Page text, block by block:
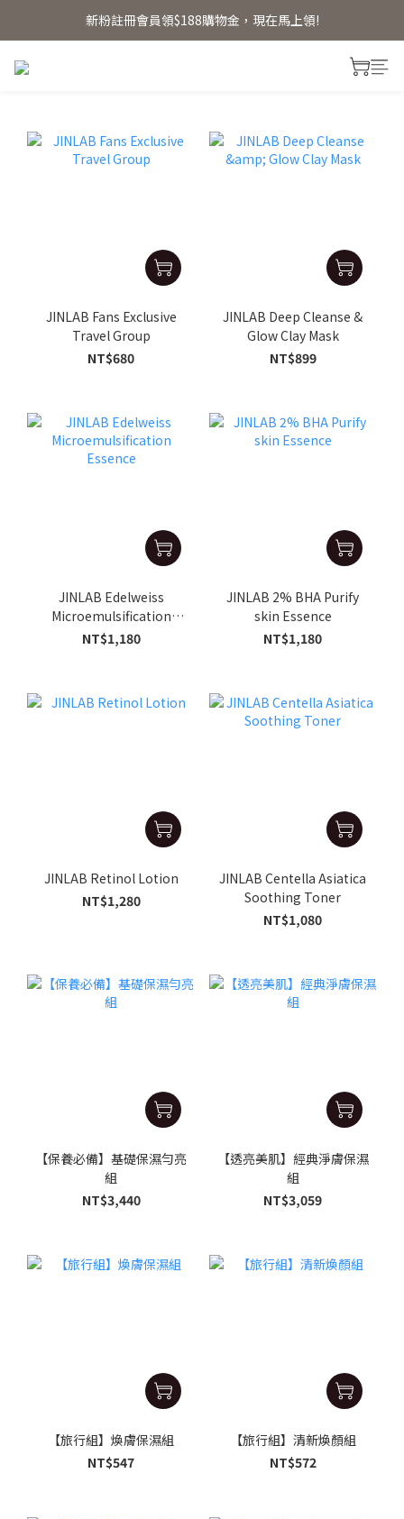
新粉註冊會員領$188購物金，現在馬上領!
新粉註冊會員領$188購物金，現在馬上領!
JINLAB Fans Exclusive
Travel Group
NT$680
JINLAB Deep Cleanse &
Glow Clay Mask
NT$899
JINLAB Edelweiss
Microemulsification
Essence
NT$1,180
JINLAB 2% BHA Purify
skin Essence
NT$1,180
JINLAB Retinol Lotion
NT$1,280
JINLAB Centella Asiatica
Soothing Toner
NT$1,080
【保養必備】基礎保濕勻亮
組
NT$3,440
【透亮美肌】經典淨膚保濕
組
NT$3,059
【旅行組】煥膚保濕組
NT$547
【旅行組】清新煥顏組
NT$572